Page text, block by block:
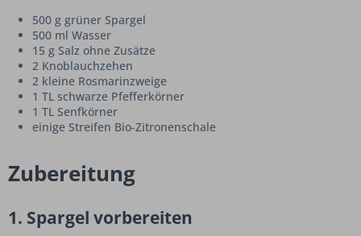
500 g grüner Spargel
500 ml Wasser
15 g Salz ohne Zusätze
2 Knoblauchzehen
2 kleine Rosmarinzweige
1 TL schwarze Pfefferkörner
1 TL Senfkörner
einige Streifen Bio-Zitronenschale
Zubereitung
1. Spargel vorbereiten